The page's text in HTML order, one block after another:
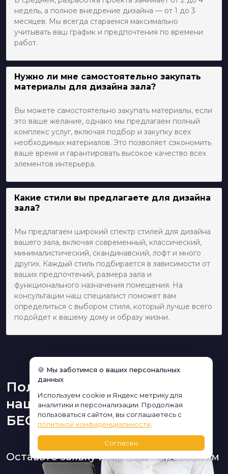
недель, а полное внедрение дизайна — от 1 до 3
месяцев. Мы всегда стараемся максимально
учитывать ваш график и предпочтения по времени
работ.
Нужно ли мне самостоятельно закупать
материалы для дизайна зала?
Вы можете самостоятельно закупать материалы, если
это ваше желание, однако мы предлагаем полный
комплекс услуг, включая подбор и закупку всех
необходимых материалов. Это позволяет сэкономить
ваше время и гарантировать высокое качество всех
элементов интерьера.
Какие стили вы предлагаете для дизайна
зала?
Мы предлагаем широкий спектр стилей для дизайна
вашего зала, включая современный, классический,
минималистический, скандинавский, лофт и много
других. Каждый стиль подбирается в зависимости от
ваших предпочтений, размера зала и
функционального назначения помещения. На
консультации наш специалист поможет вам
определиться с выбором стиля, который лучше всего
подойдет к вашему дому и образу жизни.
Получите консультацию
нашего дизайнера
БЕСПЛАТНО:
Оставьте заявку и мы Вам перезвоним
🍪 Мы заботимся о ваших персональных
данных
Используем cookie и Яндекс метрику для
аналитики и персонализации. Продолжая
пользоваться сайтом, вы соглашаетесь с
политикой конфиденциальности
Согласен